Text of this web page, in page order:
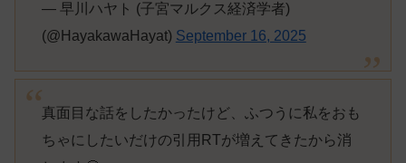
— 早川ハヤト (子宮マルクス経済学者)
(@HayakawaHayat) September 16, 2025
真面目な話をしたかったけど、ふつうに私をおも
ちゃにしたいだけの引用RTが増えてきたから消